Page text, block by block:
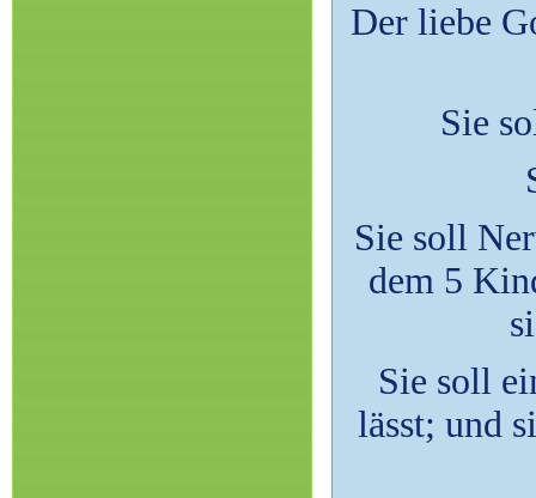
Der liebe
Sie
Sie soll
dem 5
Sie soll
lässt; und